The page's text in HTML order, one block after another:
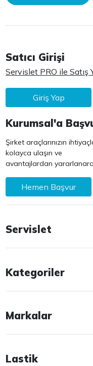
Satıcı Girişi
Servislet PRO ile Satış
Giriş Yap
Kurumsal'a
Şirket araçlarınızın
kolayca ulaşın ve
avantajlardan
Hemen Başvur
Servislet
Kategoriler
Markalar
Lastik